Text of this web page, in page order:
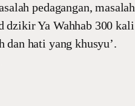
pedagangan, masalah
dzikir Ya Wahhab 300 kali
dan hati yang khusyu’.